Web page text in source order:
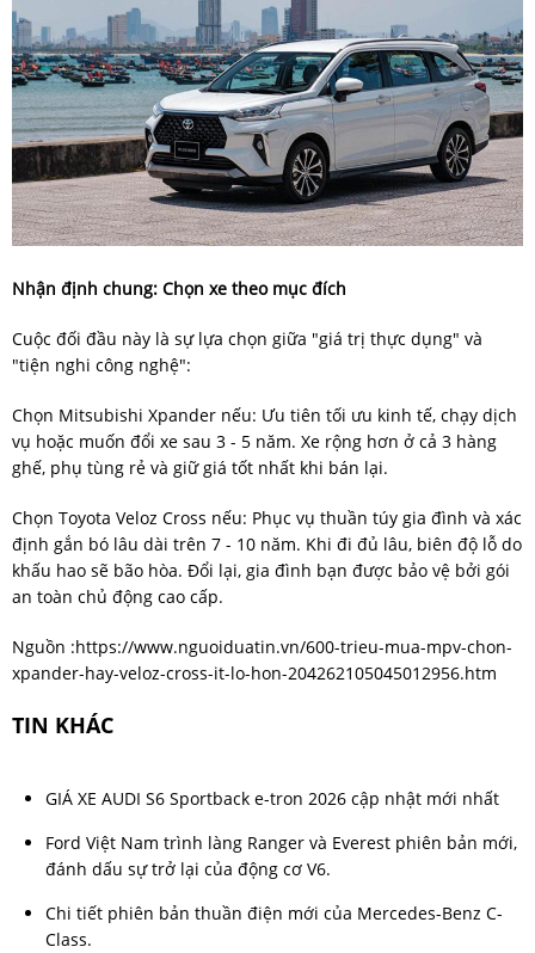
Nhận định chung: Chọn xe theo mục đích
Cuộc đối đầu này là sự lựa chọn giữa "giá trị thực dụng" và
"tiện nghi công nghệ":
Chọn Mitsubishi Xpander nếu: Ưu tiên tối ưu kinh tế, chạy dịch
vụ hoặc muốn đổi xe sau 3 - 5 năm. Xe rộng hơn ở cả 3 hàng
ghế, phụ tùng rẻ và giữ giá tốt nhất khi bán lại.
Chọn Toyota Veloz Cross nếu: Phục vụ thuần túy gia đình và xác
định gắn bó lâu dài trên 7 - 10 năm. Khi đi đủ lâu, biên độ lỗ do
khấu hao sẽ bão hòa. Đổi lại, gia đình bạn được bảo vệ bởi gói
an toàn chủ động cao cấp.
Nguồn :https://www.nguoiduatin.vn/600-trieu-mua-mpv-chon-
xpander-hay-veloz-cross-it-lo-hon-204262105045012956.htm
TIN KHÁC
GIÁ XE AUDI S6 Sportback e-tron 2026 cập nhật mới nhất
Ford Việt Nam trình làng Ranger và Everest phiên bản mới,
đánh dấu sự trở lại của động cơ V6.
Chi tiết phiên bản thuần điện mới của Mercedes-Benz C-
Class.